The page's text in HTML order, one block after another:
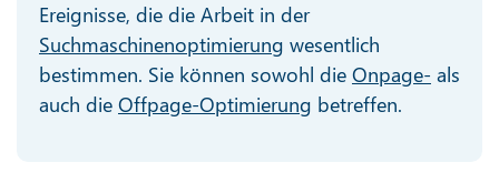
Ereignisse, die die Arbeit in der
Suchmaschinenoptimierung wesentlich
bestimmen. Sie können sowohl die Onpage- als
auch die Offpage-Optimierung betreffen.